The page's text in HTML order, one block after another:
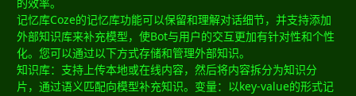
记忆库Coze的记忆库功能可以保留和理解对话细节，并支持添加
外部知识库来补充模型，使Bot与用户的交互更加有针对性和个性
化。您可以通过以下方式存储和管理外部知识。
知识库：支持上传本地或在线内容，然后将内容拆分为知识分
片，通过语义匹配向模型补充知识。变量：以key-value的形式记